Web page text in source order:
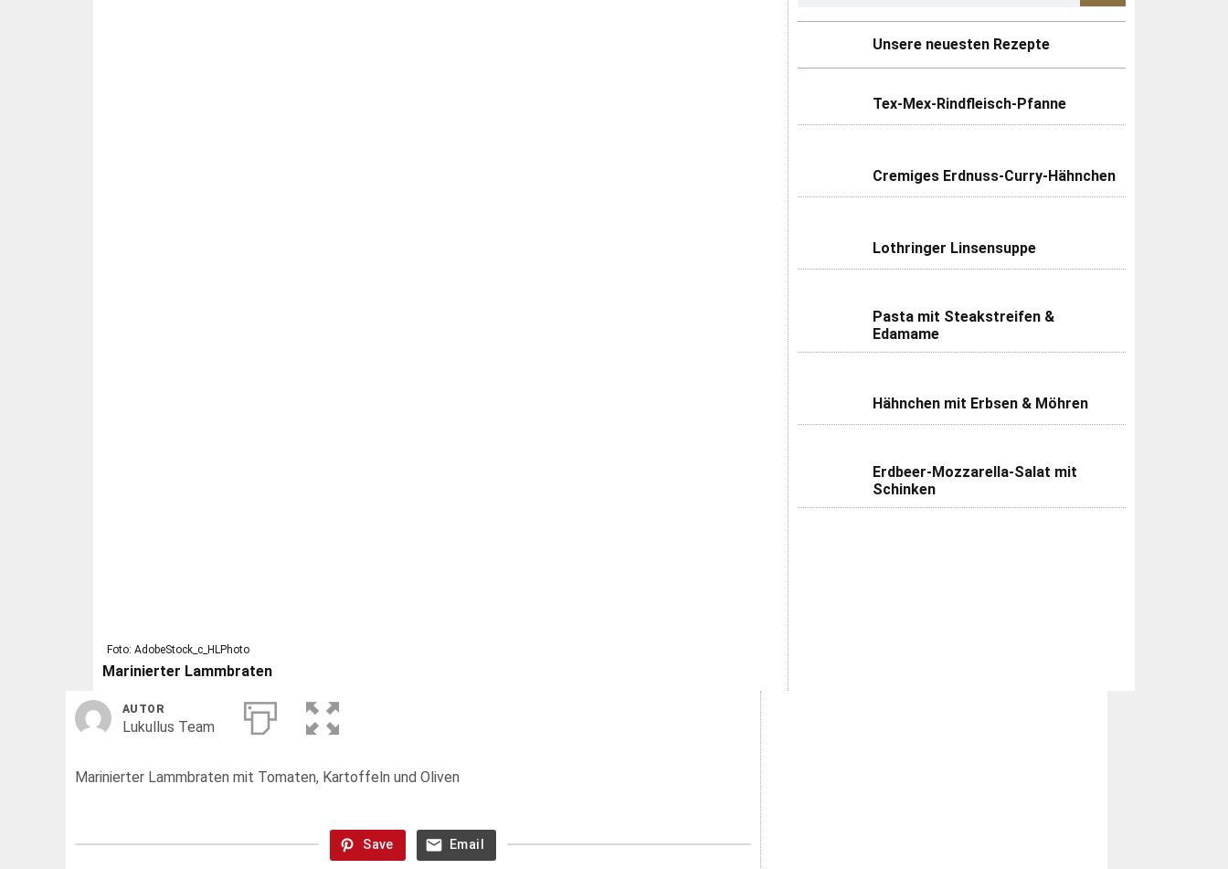
Foto: AdobeStock_c_HLPhoto
Marinierter Lammbraten
Unsere neuesten Rezepte
Tex-Mex-Rindfleisch-Pfanne
Cremiges Erdnuss-Curry-Hähnchen
Lothringer Linsensuppe
Pasta mit Steakstreifen &
Edamame
Hähnchen mit Erbsen & Möhren
Erdbeer-Mozzarella-Salat mit
Schinken
AUTOR
Lukullus Team
Marinierter Lammbraten mit Tomaten, Kartoffeln und Oliven
Save Email